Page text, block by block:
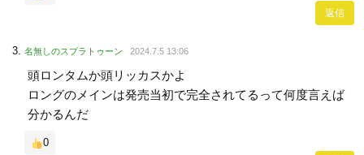
返信
名無しのスプラトゥーン 2024.7.5 13:06
頭ロンタムか頭リッカスかよ
ロングのメインは発売当初で完全されてるって何度言えば
分かるんだ
0